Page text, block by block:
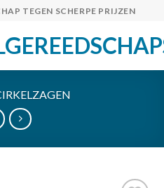
TEGEN SCHERPE PRIJZEN